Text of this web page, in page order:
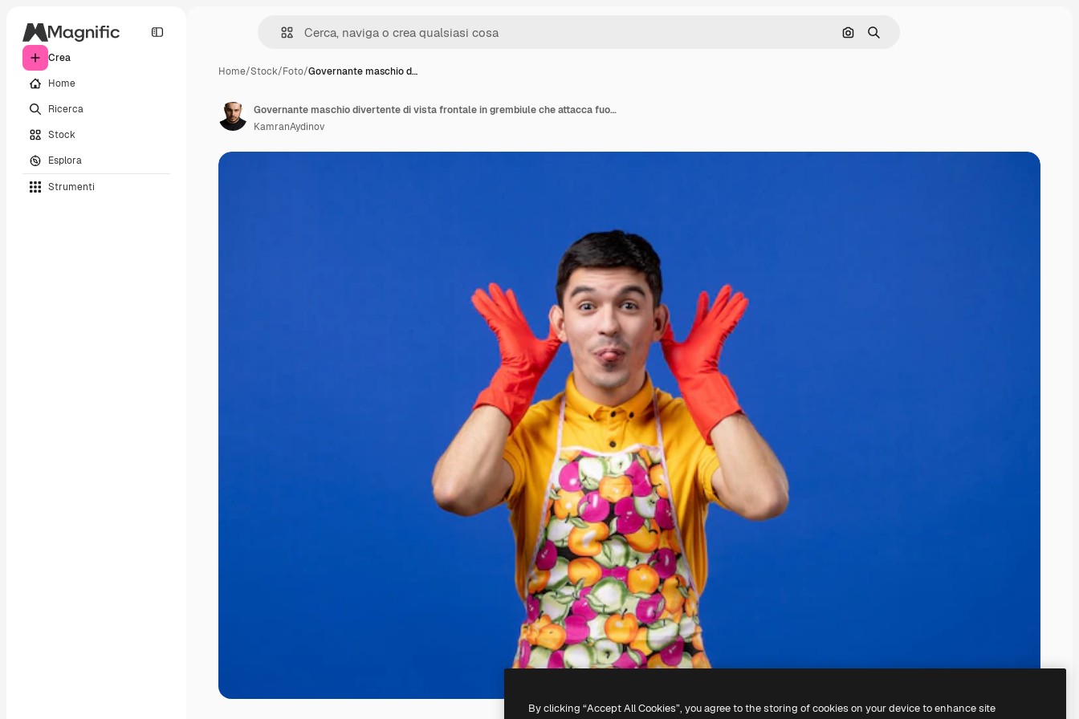
Crea
Home
Ricerca
Stock
Esplora
Strumenti
Cerca per immagine
Ricerca
Home/Stock/Foto/Governante maschio d…
Governante maschio divertente di vista frontale in grembiule che attacca fuori la sua lingua
KamranAydinov
By clicking “Accept All Cookies”, you agree to the storing of cookies on your device to enhance site